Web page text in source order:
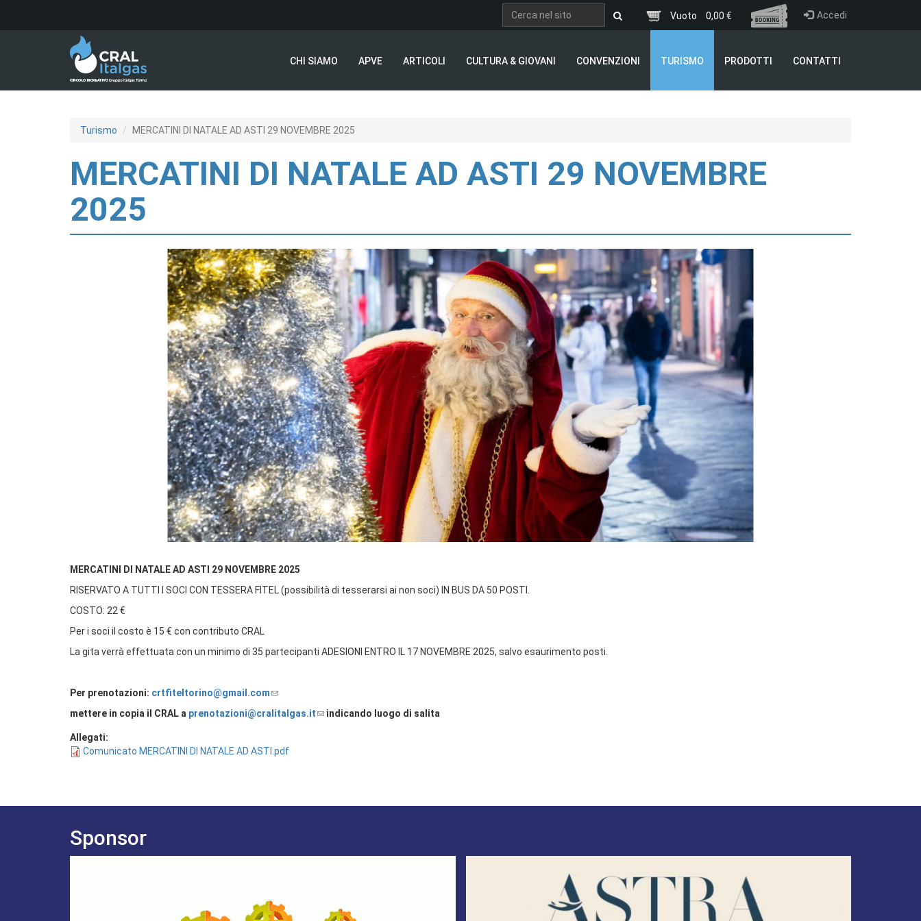
Vuoto
0,00 € Accedi
CHI SIAMO APVE ARTICOLI CULTURA & GIOVANI CONVENZIONI TURISMO PRODOTTI CONTATTI
Turismo MERCATINI DI NATALE AD ASTI 29 NOVEMBRE 2025
MERCATINI DI NATALE AD ASTI 29 NOVEMBRE
2025
MERCATINI DI NATALE AD ASTI 29 NOVEMBRE 2025
RISERVATO A TUTTI I SOCI CON TESSERA FITEL (possibilità di tesserarsi ai non soci) IN BUS DA 50 POSTI.
COSTO: 22 €
Per i soci il costo è 15 € con contributo CRAL
La gita verrà effettuata con un minimo di 35 partecipanti ADESIONI ENTRO IL 17 NOVEMBRE 2025, salvo esaurimento posti.
Per prenotazioni: crtfiteltorino@gmail.com
mettere in copia il CRAL a prenotazioni@cralitalgas.it indicando luogo di salita
Allegati:
Comunicato MERCATINI DI NATALE AD ASTI.pdf
Sponsor